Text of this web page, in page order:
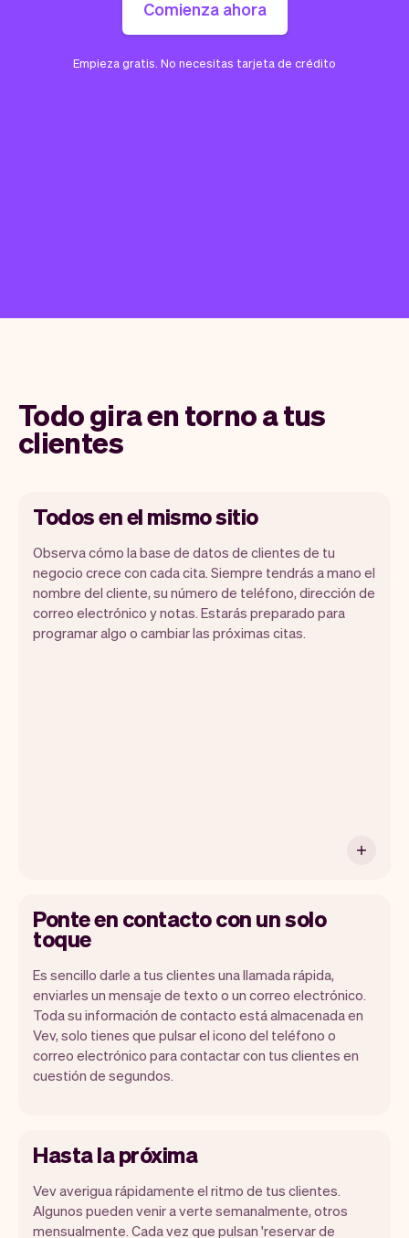
Comienza ahora
Empieza gratis. No necesitas tarjeta de crédito
Todo gira en torno a tus
clientes
Todos en el mismo sitio
Observa cómo la base de datos de clientes de tu
negocio crece con cada cita. Siempre tendrás a mano el
nombre del cliente, su número de teléfono, dirección de
correo electrónico y notas. Estarás preparado para
programar algo o cambiar las próximas citas.
Ponte en contacto con un solo
toque
Es sencillo darle a tus clientes una llamada rápida,
enviarles un mensaje de texto o un correo electrónico.
Toda su información de contacto está almacenada en
Vev, solo tienes que pulsar el icono del teléfono o
correo electrónico para contactar con tus clientes en
cuestión de segundos.
Hasta la próxima
Vev averigua rápidamente el ritmo de tus clientes.
Algunos pueden venir a verte semanalmente, otros
mensualmente. Cada vez que pulsan 'reservar de